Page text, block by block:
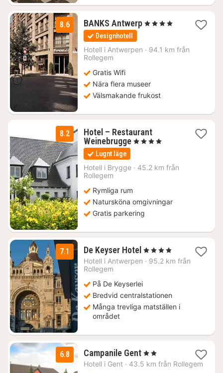
8.6 BANKS Antwerp1
1323
, 4 Stjärnor
Designhotell
Hotell i Antwerpen · 94.1 km från
Rollegem
Gratis Wifi
Nära flera museer
Välsmakande frukost
8.2
Hotel – Restaurant
Weinebrugge2
1294
, 4 Stjärnor
Lugnt läge
Hotell i Brygge · 45.2 km från
Rollegem
Rymliga rum
Natursköna omgivningar
Gratis parkering
7.1 De Keyser Hotel 1
natt
kr.
, 4 Stjärnor
Hotell i Antwerpen · 95.2 km från
Rollegem
På De Keyserlei
Bredvid centralstationen
Många trevliga matställen i
området
6.8 Campanile Gent1
natt
, 2 Stjärnor
Hotell i Gent · 43.5 km från Rollegem